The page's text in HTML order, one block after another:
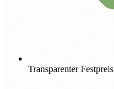
Transparenter Festpreis